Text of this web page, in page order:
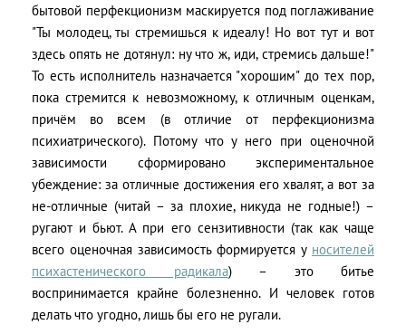
бытовой перфекционизм маскируется под поглаживание
"Ты молодец, ты стремишься к идеалу! Но вот тут и вот
здесь опять не дотянул: ну что ж, иди, стремись дальше!"
То есть исполнитель назначается "хорошим" до тех пор,
пока стремится к невозможному, к отличным оценкам,
причём во всем (в отличие от перфекционизма
психиатрического). Потому что у него при оценочной
зависимости сформировано экспериментальное
убеждение: за отличные достижения его хвалят, а вот за
не-отличные (читай – за плохие, никуда не годные!) –
ругают и бьют. А при его сензитивности (так как чаще
всего оценочная зависимость формируется у носителей
психастенического радикала) – это битье
воспринимается крайне болезненно. И человек готов
делать что угодно, лишь бы его не ругали.